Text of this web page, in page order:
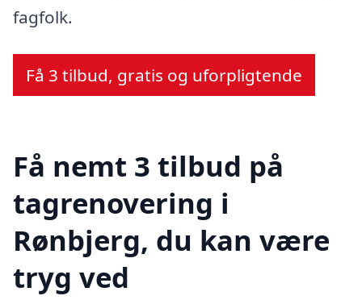
fagfolk.
Få 3 tilbud, gratis og uforpligtende
Få nemt 3 tilbud på
tagrenovering i
Rønbjerg, du kan være
tryg ved